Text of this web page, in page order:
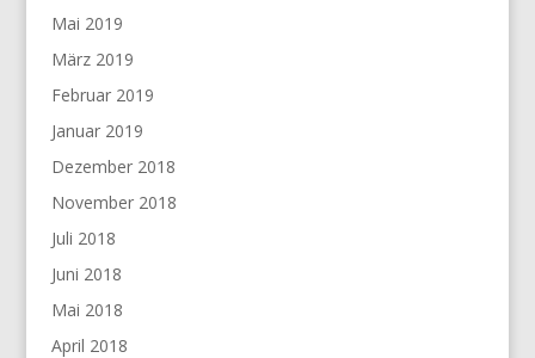
Mai 2019
März 2019
Februar 2019
Januar 2019
Dezember 2018
November 2018
Juli 2018
Juni 2018
Mai 2018
April 2018